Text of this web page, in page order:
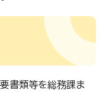
書類等を総務課ま